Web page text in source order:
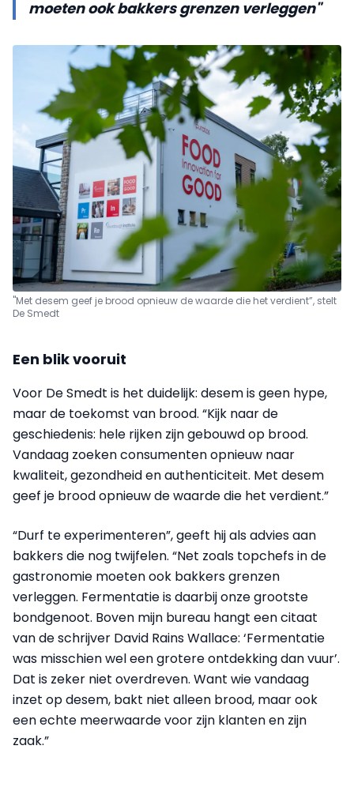
moeten ook bakkers grenzen verleggen"
"Met desem geef je brood opnieuw de waarde die het verdient”, stelt
De Smedt
Een blik vooruit
Voor De Smedt is het duidelijk: desem is geen hype,
maar de toekomst van brood. “Kijk naar de
geschiedenis: hele rijken zijn gebouwd op brood.
Vandaag zoeken consumenten opnieuw naar
kwaliteit, gezondheid en authenticiteit. Met desem
geef je brood opnieuw de waarde die het verdient.”
“Durf te experimenteren”, geeft hij als advies aan
bakkers die nog twijfelen. “Net zoals topchefs in de
gastronomie moeten ook bakkers grenzen
verleggen. Fermentatie is daarbij onze grootste
bondgenoot. Boven mijn bureau hangt een citaat
van de schrijver David Rains Wallace: ‘Fermentatie
was misschien wel een grotere ontdekking dan vuur’.
Dat is zeker niet overdreven. Want wie vandaag
inzet op desem, bakt niet alleen brood, maar ook
een echte meerwaarde voor zijn klanten en zijn
zaak.”